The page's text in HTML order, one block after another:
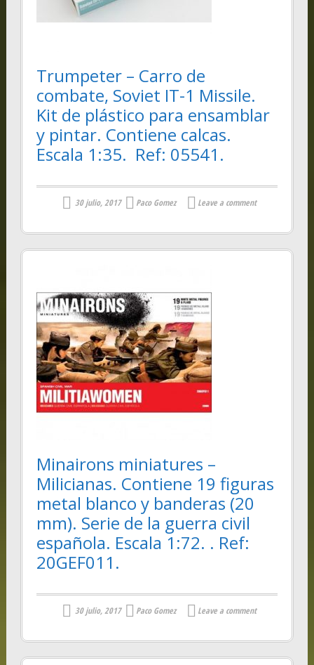
Trumpeter – Carro de
combate, Soviet IT-1 Missile.
Kit de plástico para ensamblar
y pintar. Contiene calcas.
Escala 1:35. Ref: 05541.
30 julio, 2017 Paco Gomez Leave a comment
Minairons miniatures –
Milicianas. Contiene 19 figuras
metal blanco y banderas (20
mm). Serie de la guerra civil
española. Escala 1:72. . Ref:
20GEF011.
30 julio, 2017 Paco Gomez Leave a comment